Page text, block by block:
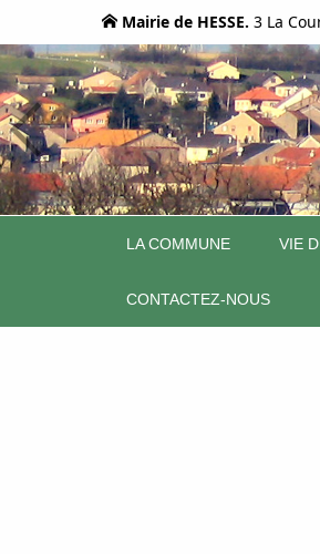
Mairie de HESSE. 3 La
LA COMMUNE VIE
CONTACTEZ-NOUS